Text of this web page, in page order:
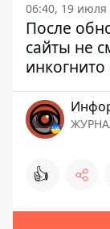
06:40, 19 июля
После
сайты не
👍